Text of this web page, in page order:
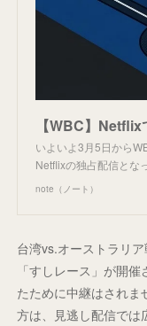
いよいよ3月5日から
Netflixの独占配信とな
note（ノート）
台湾vs.オーストラリ
「すしレース」が開
たために中継はされ
方は、見逃し配信では